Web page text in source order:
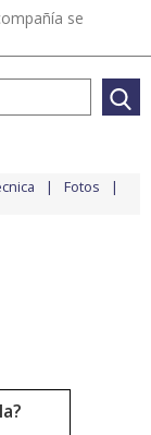
se
Fotos